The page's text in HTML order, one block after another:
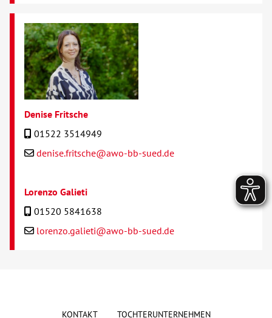
Denise Fritsche
01522 3514949
denise.fritsche@awo-bb-sued.de
Lorenzo Galieti
01520 5841638
lorenzo.galieti@awo-bb-sued.de
KONTAKT TOCHTERUNTERNEHMEN